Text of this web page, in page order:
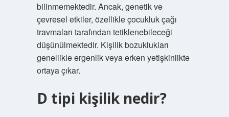
bilinmemektedir. Ancak, genetik ve
çevresel etkiler, özellikle çocukluk çağı
travmaları tarafından tetiklenebileceği
düşünülmektedir. Kişilik bozuklukları
genellikle ergenlik veya erken yetişkinlikte
ortaya çıkar.
D tipi kişilik nedir?